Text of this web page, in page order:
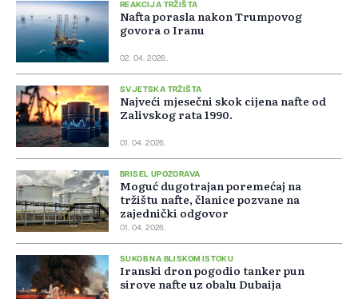
REAKCIJA TRŽIŠTA
Nafta porasla nakon Trumpovog
govora o Iranu
02. 04. 2026.
SVJETSKA TRŽIŠTA
Najveći mjesečni skok cijena nafte od
Zalivskog rata 1990.
01. 04. 2026.
BRISEL UPOZORAVA
Moguć dugotrajan poremećaj na
tržištu nafte, članice pozvane na
zajednički odgovor
01. 04. 2026.
SUKOB NA BLISKOM ISTOKU
Iranski dron pogodio tanker pun
sirove nafte uz obalu Dubaija